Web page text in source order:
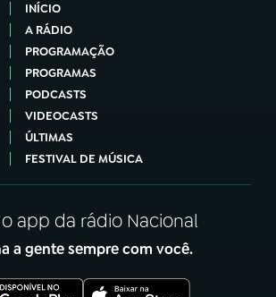
INÍCIO
A RÁDIO
PROGRAMAÇÃO
PROGRAMAS
PODCASTS
VIDEOCASTS
ÚLTIMAS
FESTIVAL DE MÚSICA
o app da rádio Nacional
a gente sempre com você.